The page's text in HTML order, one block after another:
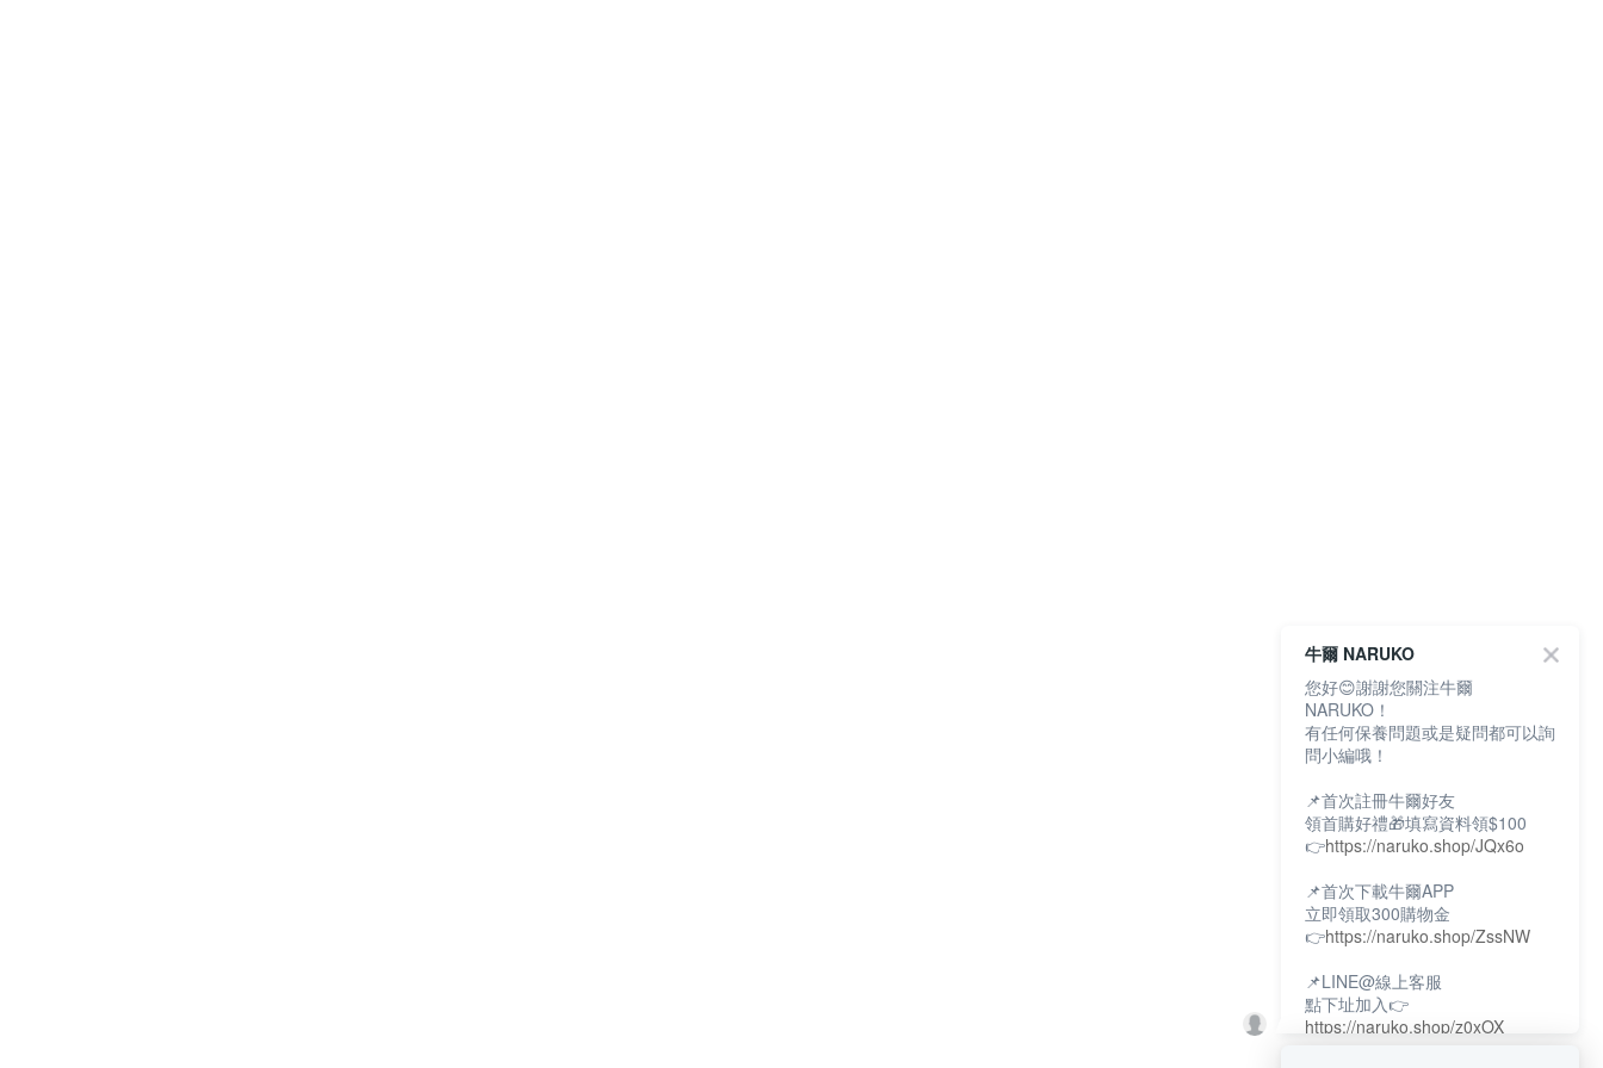
牛爾 NARUKO
您好😊謝謝您關注牛爾
NARUKO！
有任何保養問題或是疑問都可以詢
問小編哦！
📌首次註冊牛爾好友
領首購好禮🎁填寫資料領$100
👉https://naruko.shop/JQx6o
📌首次下載牛爾APP
立即領取300購物金
👉https://naruko.shop/ZssNW
📌LINE@線上客服
點下址加入👉
https://naruko.shop/z0xOX